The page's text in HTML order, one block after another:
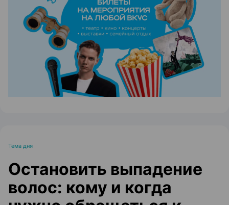
ЭФФЕКТИВНАЯ РЕКЛАМА НА САЙТЕ
Тема дня
Остановить выпадение
волос: кому и когда